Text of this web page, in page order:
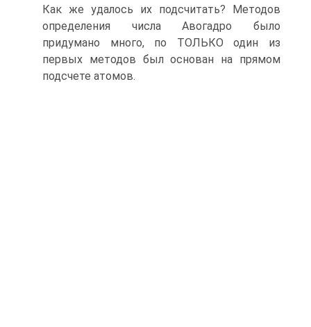
Как же удалось их подсчитать? Методов
определения числа Авогадро было
придумано много, по ТОЛЬКО один из
первых методов был основан на прямом
подсчете атомов.